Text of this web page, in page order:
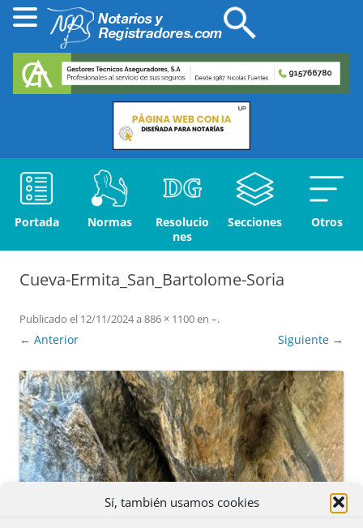
Sí, también usamos cookies
Portada Normas
Resolucio
nes
Secciones Otros
Cueva-Ermita_San_Bartolome-Soria
Publicado el 12/11/2024a 886 × 1100en –.
← Anterior Siguiente →